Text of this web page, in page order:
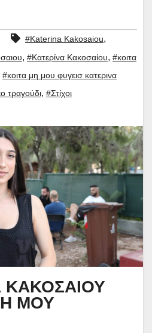
#Katerina Kakosaiou,
, #Κατερίνα Κακοσαίου, #κοιτα
#κοιτα μη μου φυγεισ κατερινα
τραγούδι, #Στίχοι
ΚΑΚΟΣΑΙΟΥ
ΜΟΥ